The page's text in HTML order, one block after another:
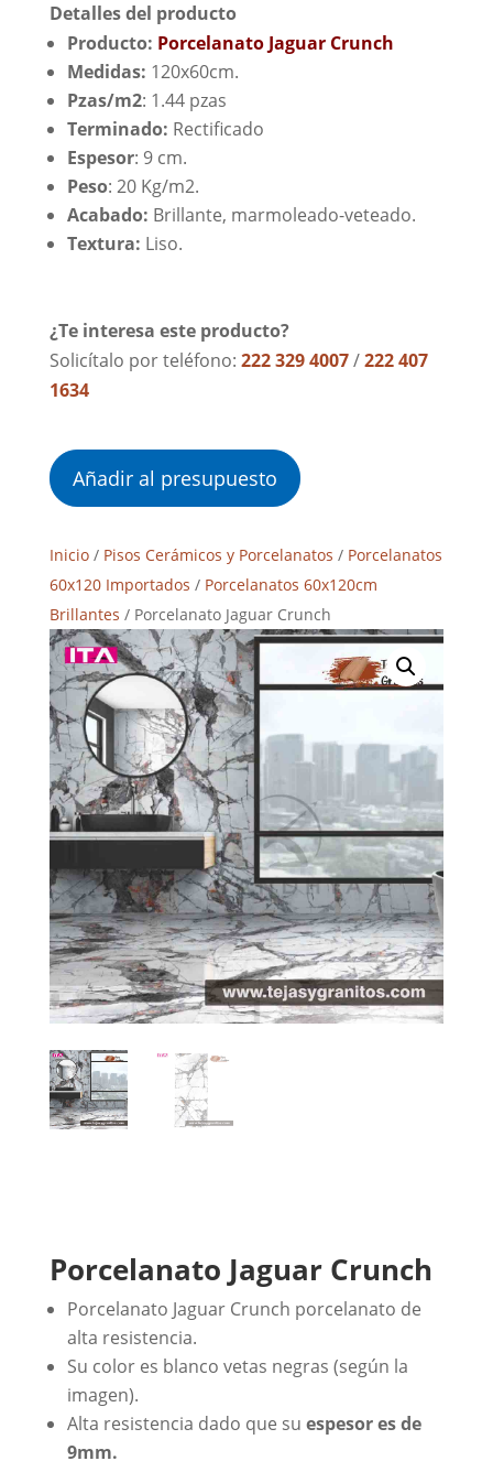
Detalles del producto
Producto: Porcelanato Jaguar Crunch
Medidas: 120x60cm.
Pzas/m2: 1.44 pzas
Terminado: Rectificado
Espesor: 9 cm.
Peso: 20 Kg/m2.
Acabado: Brillante, marmoleado-veteado.
Textura: Liso.
¿Te interesa este producto?
Solicítalo por teléfono: 222 329 4007/222 407
1634
Añadir al presupuesto
Inicio/ Pisos Cerámicos y Porcelanatos / Porcelanatos
60x120 Importados / Porcelanatos 60x120cm
Brillantes / Porcelanato Jaguar Crunch
Porcelanato Jaguar Crunch
Porcelanato Jaguar Crunch porcelanato de
alta resistencia.
Su color es blanco vetas negras (según la
imagen).
Alta resistencia dado que su espesor es de
9mm.